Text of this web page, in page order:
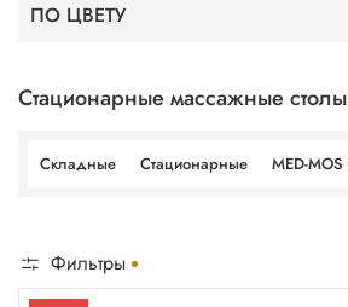
Стационарные массажные столы
Складные Стационарные MED-MOS
Фильтры
До 250 кг
С 2 секциями
ПО ЦВЕТУ